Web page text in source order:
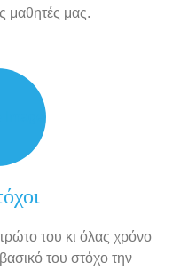
μαθητές μας.
του κι όλας χρόνο
του στόχο την